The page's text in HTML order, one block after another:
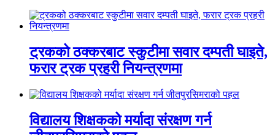
ट्रकको ठक्करबाट स्कुटीमा सवार दम्पती घाइते,
फरार ट्रक प्रहरी नियन्त्रणमा
विद्यालय शिक्षकको मर्यादा संरक्षण गर्न